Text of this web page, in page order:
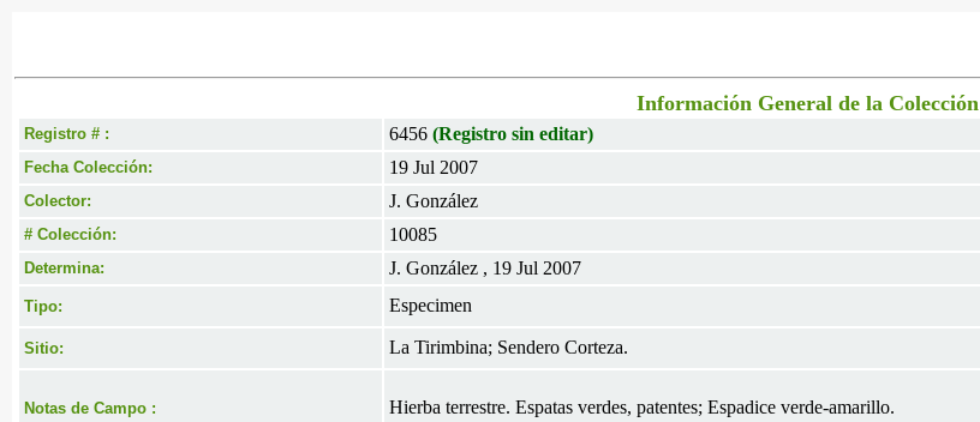
Información General de la Colección
Registro # : 6456 (Registro sin editar)
Fecha Colección: 19 Jul 2007
Colector: J. González
# Colección: 10085
Determina: J. González , 19 Jul 2007
Tipo: Especimen
Sitio: La Tirimbina; Sendero Corteza.
Notas de Campo : Hierba terrestre. Espatas verdes, patentes; Espadice verde-amarillo.